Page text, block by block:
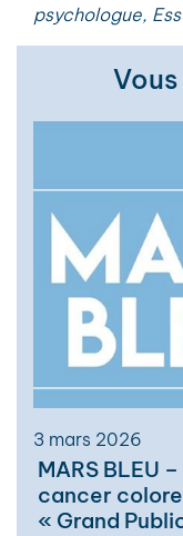
psychologue,
3 mars 2026
MARS BLEU
cancer
« Grand